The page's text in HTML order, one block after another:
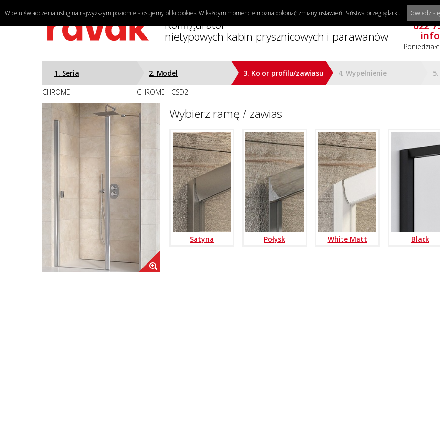
Konfigurator
nietypowych kabin prysznicowych i parawanów
Potrzebujesz
022
1. Seria
CHROME
2. Model
CHROME - CSD2
3. Kolor profilu/zawiasu 4. Wypełnienie
Wybierz ramę / zawias
Satyna Połysk White Matt Black
W celu świadczenia usług na najwyższym poziomie stosujemy pliki cookies. W każdym momencie można dokonać zmiany ustawień Państwa przeglądarki. Dowiedz